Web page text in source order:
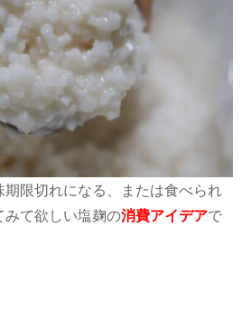
限切れになる、または食べられ
みて欲しい塩麹の消費アイデアで